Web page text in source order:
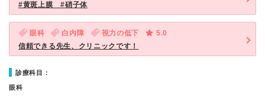
#黄斑上膜 #硝子体
眼科 白内障 視力の低下
5.0
信頼できる先生、クリニックです！
診療科目：
眼科